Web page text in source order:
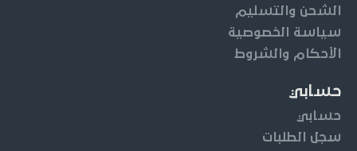
الشحن والتسليم
سياسة الخصوصية
الأحكام والشروط
حسابي
حسابي
سجل الطلبات